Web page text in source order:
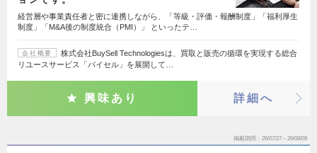
経営層や事業責任者と密に連携しながら、「等級・評価・報酬制度」「福利厚生
制度」「M&A後の制度統合（PMI）」 といったテ…
会社概要
株式会社BuySell Technologiesは、買取と販売の循環を実現する総合
リユースサービス「バイセル」を展開して…
興味あり 詳細へ
掲載期間 26/07/27～26/08/09